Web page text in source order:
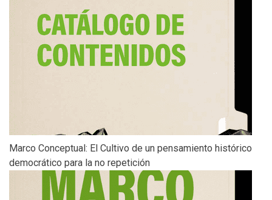
Marco Conceptual: El Cultivo de un pensamiento histórico
democrático para la no repetición